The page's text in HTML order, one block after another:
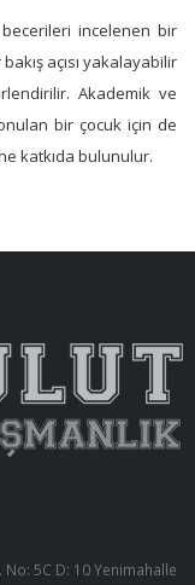
incelenen bir
açısı yakalayabilir
Akademik ve
bir çocuk için de
katkıda bulunulur.
5C D: 10 Yenimahalle